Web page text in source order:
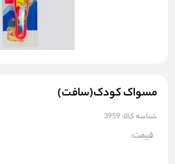
مسواک کودک(سافت)
شناسه کالا: 3959
قیمت: